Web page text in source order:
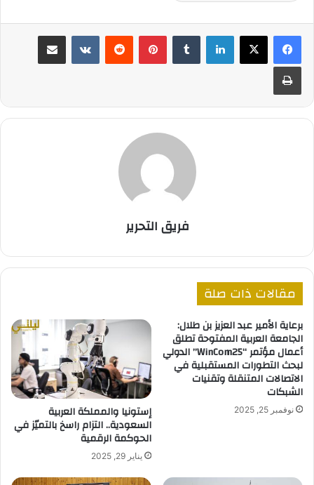
لينكدإن بينتيريست مشاركة عبر البريد
طباعة
فريق التحرير
مقالات ذات صلة
برعاية الأمير عبد العزيز بن طلال:
الجامعة العربية المفتوحة تطلق
أعمال مؤتمر “WinCom25” الدولي
لبحث التطورات المستقبلية في
الاتصالات المتنقلة وتقنيات
الشبكات
نوفمبر 25, 2025 إستونيا والمملكة العربية
السعودية.. التزام راسخ بالتميّز في
الحوكمة الرقمية
يناير 29, 2025